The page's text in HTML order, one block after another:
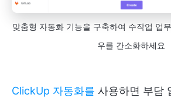
맞춤형 자동화 기능을 구축하여 수작업 업
우를 간소화하세요
ClickUp 자동화를 사용하면 부담